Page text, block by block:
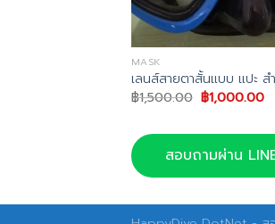
MASK
เลนส์สายตาสั้นแบบ แปะ ส
฿1,500.00 Original
price
฿1,500.00.
฿1,000.00
฿
สอบถามผ่าน